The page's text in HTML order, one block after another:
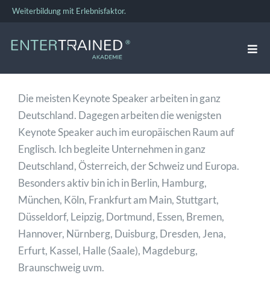
Zum
springen
Weiterbildung mit Erlebnisfaktor.
FÜHRUNGSKRÄFTE-TRAINING
TEAMBUILDING
BUSINESS COACHING
Die meisten Keynote Speaker arbeiten in ganz
Deutschland. Dagegen arbeiten die wenigsten
Keynote Speaker auch im europäischen Raum auf
Englisch. Ich begleite Unternehmen in ganz
Deutschland, Österreich, der Schweiz und Europa.
Besonders aktiv bin ich in Berlin, Hamburg,
München, Köln, Frankfurt am Main, Stuttgart,
Düsseldorf, Leipzig, Dortmund, Essen, Bremen,
Hannover, Nürnberg, Duisburg, Dresden, Jena,
Erfurt, Kassel, Halle (Saale), Magdeburg,
Braunschweig uvm.